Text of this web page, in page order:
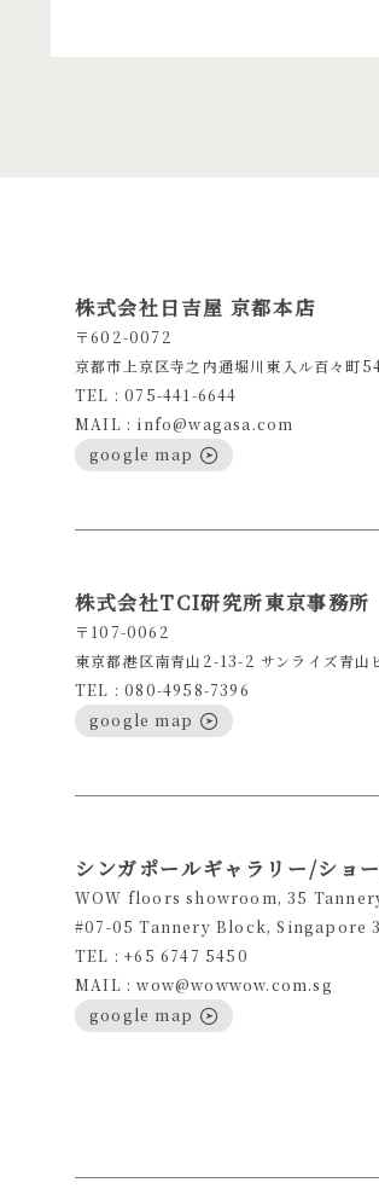
株式会社日吉屋 京都本店
〒602-0072
京都市上京区寺之内通堀川東入ル百々町
TEL : 075-441-6644
MAIL : info@wagasa.com
google map
株式会社TCI研究所東京事務所
〒107-0062
東京都港区南青山2-13-2 サンライズ青山
TEL : 080-4958-7396
google map
シンガポールギャラリー/ショ
WOW floors showroom, 35
#07-05 Tannery Block, Singapore
TEL : +65 6747 5450
MAIL : wow@wowwow.com.sg
google map